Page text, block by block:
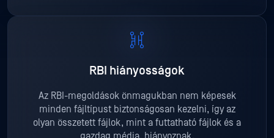
RBI hiányosságok
Az RBI-megoldások önmagukban nem képesek
minden fájltípust biztonságosan kezelni, így az
olyan összetett fájlok, mint a futtatható fájlok és a